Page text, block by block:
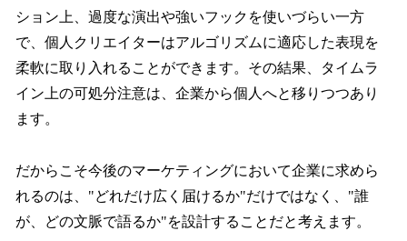
ション上、過度な演出や強いフックを使いづらい一方
で、個人クリエイターはアルゴリズムに適応した表現を
柔軟に取り入れることができます。その結果、タイムラ
イン上の可処分注意は、企業から個人へと移りつつあり
ます。
だからこそ今後のマーケティングにおいて企業に求めら
れるのは、"どれだけ広く届けるか"だけではなく、"誰
が、どの文脈で語るか"を設計することだと考えます。